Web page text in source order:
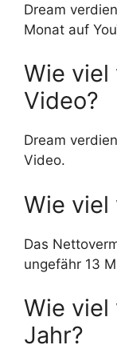
Dream
Monat auf
Wie viel
Video?
Dream
Video.
Wie viel
Das
ungefähr 13
Wie viel
Jahr?